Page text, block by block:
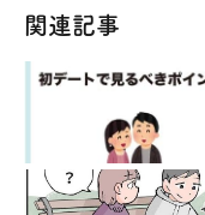
関連記事